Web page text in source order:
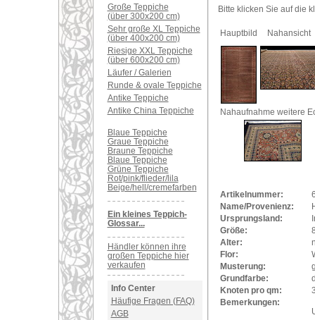
Große Teppiche
(über 300x200 cm)
Sehr große XL Teppiche
(über 400x200 cm)
Riesige XXL Teppiche
(über 600x200 cm)
Läufer / Galerien
Runde & ovale Teppiche
Antike Teppiche
Antike China Teppiche
Blaue Teppiche
Graue Teppiche
Braune Teppiche
Blaue Teppiche
Grüne Teppiche
Rot/pink/flieder/lila
Beige/hell/cremefarben
Ein kleines Teppich-
Glossar...
Händler können ihre
großen Teppiche hier
verkaufen
Info Center
Häufige Fragen (FAQ)
AGB
Bitte klicken Sie auf die
Hauptbild Nahansicht
Nahaufnahme weitere
Artikelnummer:
Name/Provenienz:
Ursprungsland:
Größe:
Alter:
Flor:
Musterung:
Grundfarbe:
Knoten pro qm:
Bemerkungen: